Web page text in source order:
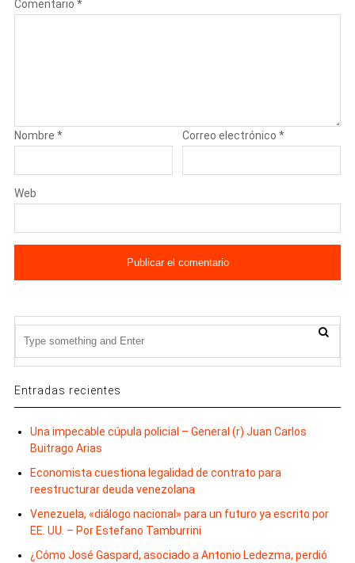
Comentario *
Nombre * Correo electrónico*
Web
Entradas recientes
Una impecable cúpula policial – General (r) Juan Carlos
Buitrago Arias
Economista cuestiona legalidad de contrato para
reestructurar deuda venezolana
Venezuela, «diálogo nacional» para un futuro ya escrito por
EE. UU. – Por Estefano Tamburrini
¿Cómo José Gaspard, asociado a Antonio Ledezma, perdió